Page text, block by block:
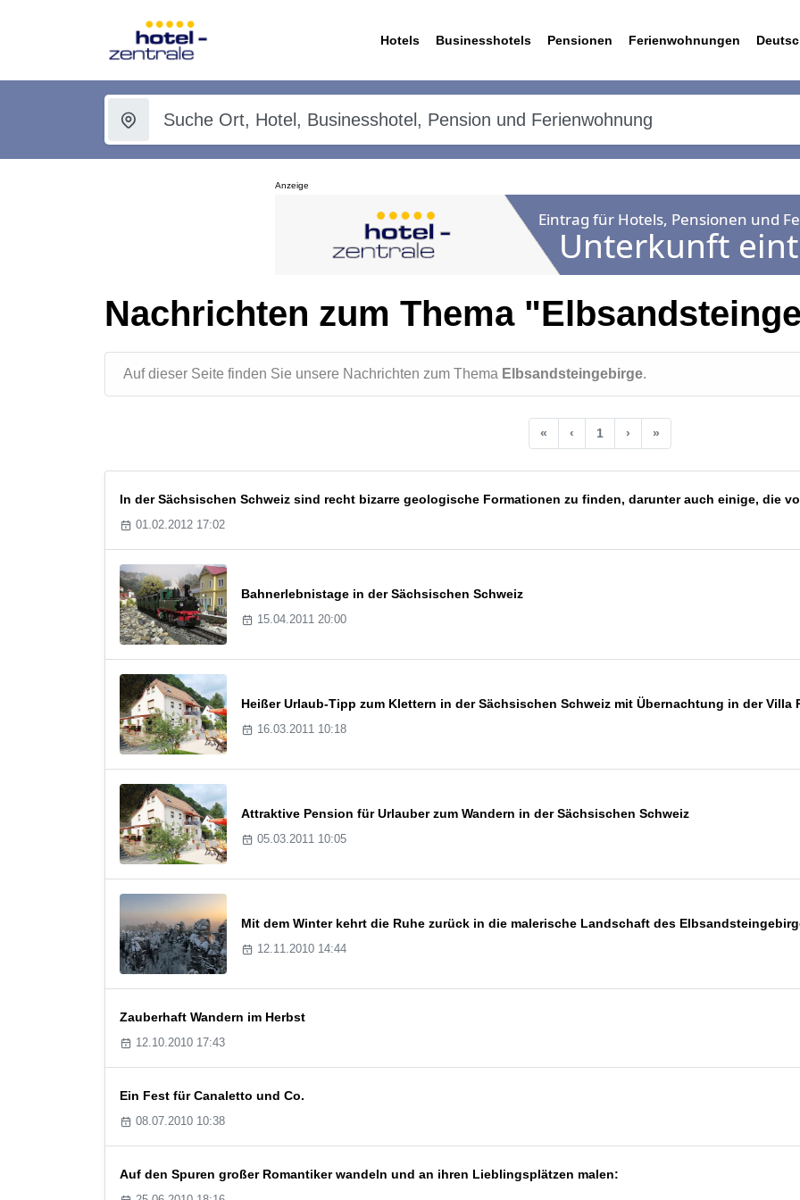
Hotels Businesshotels Pensionen Ferienwohnungen
Anzeige
Nachrichten zum Thema
Auf dieser Seite finden Sie unsere Nachrichten zum Thema Elbsandsteingebirge.
« ‹ 1 › »
In der Sächsischen Schweiz sind recht bizarre geologische Formationen zu finden, darunter auch einige, die
01.02.2012 17:02
Bahnerlebnistage in der Sächsischen Schweiz
15.04.2011 20:00
Heißer Urlaub-Tipp zum Klettern in der Sächsischen Schweiz mit Übernachtung in der Villa
16.03.2011 10:18
Attraktive Pension für Urlauber zum Wandern in der Sächsischen Schweiz
05.03.2011 10:05
Mit dem Winter kehrt die Ruhe zurück in die malerische Landschaft des
12.11.2010 14:44
Zauberhaft Wandern im Herbst
12.10.2010 17:43
Ein Fest für Canaletto und Co.
08.07.2010 10:38
Auf den Spuren großer Romantiker wandeln und an ihren Lieblingsplätzen malen: